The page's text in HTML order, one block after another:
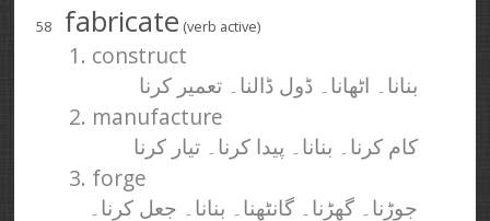
58 fabricate (verb active)
1. construct
بنانا۔ اٹھانا۔ ڈول ڈالنا۔ تعمیر کرنا
2. manufacture
کام کرنا۔ بنانا۔ پیدا کرنا۔ تیار کرنا
3. forge
جوڑنا۔ گھڑنا۔ گانٹھنا۔ بنانا۔ جعل کرنا۔